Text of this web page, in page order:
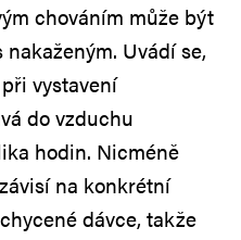
chováním může být
Uvádí se,
vystavení
do vzduchu
hodin. Nicméně
na konkrétní
dávce, takže